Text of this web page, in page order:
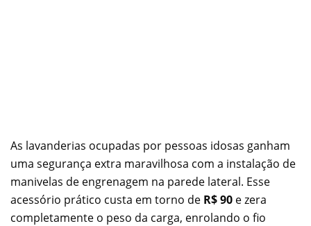
As lavanderias ocupadas por pessoas idosas ganham
uma segurança extra maravilhosa com a instalação de
manivelas de engrenagem na parede lateral. Esse
acessório prático custa em torno de R$ 90 e zera
completamente o peso da carga, enrolando o fio